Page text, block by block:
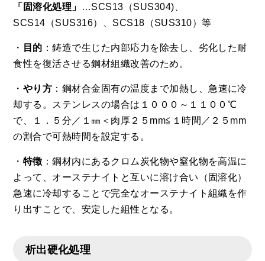
「固溶化処理」
…SCS13（SUS304)、
SCS14（SUS316）、SCS18（SUS310）等
・ 目的 ：鋳造で生じた内部応力を除去し、劣化した耐
食性を復活させる鋼材組織改善のため。
・ やり方 ：鋼材合金固有の温度まで加熱し、急速に冷
却する。ステンレスの場合は１０００～１１００℃
で、１．５分／１㎜＜肉厚２５mm≦１時間／２５mm
の割合で可熱時間を設定する。
・ 特徴 ：鋼材内にあるクロム炭化物や窒化物を高温に
よって、オーステナイトと互いに溶け合い（固溶化）
急速に冷却することで完全なオーステナイト組織を作
り出すことで、安定した組性となる。
析出硬化処理